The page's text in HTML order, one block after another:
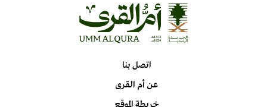
اتصل بنا
عن أم القرى
خريطة الموقع